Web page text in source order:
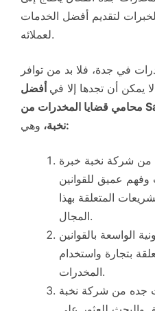
لتقديم أفضل الخدمات
لعملائه.
في جدة، فلا بد من توافر
يمكن أن تجدها إلا في أفضل
محامي قضايا المخدرات من Saudielitelawyers شركة
نخبة، وهي :
شركة نخبة خبرة
عميق للقوانين
المتعلقة بهذا
المجال.
الواسعة بالقوانين
بتجارة واستخدام
المخدرات.
جده من شركة نخبة